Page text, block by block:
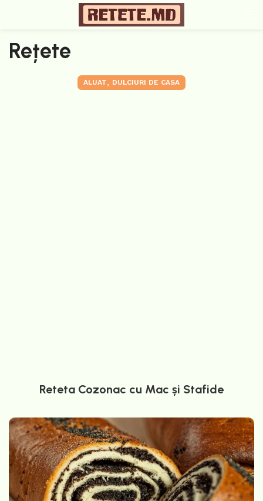
Rețete
ALUAT, DULCIURI DE CASA
Reteta Cozonac cu Mac și Stafide